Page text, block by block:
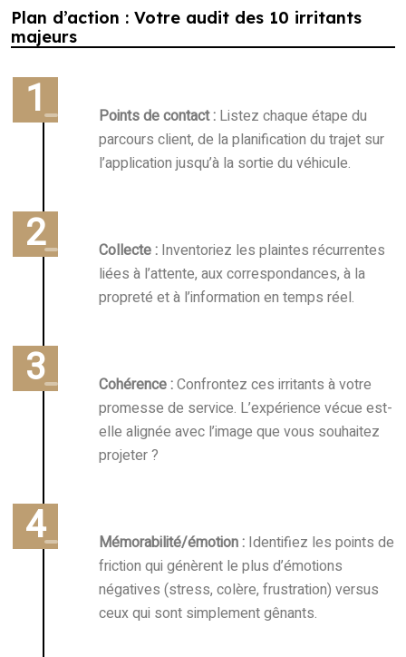
Plan d’action : Votre audit des 10 irritants
majeurs
Points de contact : Listez chaque étape du
parcours client, de la planification du trajet sur
l’application jusqu’à la sortie du véhicule.
Collecte : Inventoriez les plaintes récurrentes
liées à l’attente, aux correspondances, à la
propreté et à l’information en temps réel.
Cohérence :Confrontez ces irritants à votre
promesse de service. L’expérience vécue est-
elle alignée avec l’image que vous souhaitez
projeter ?
Mémorabilité/émotion : Identifiez les points de
friction qui génèrent le plus d’émotions
négatives (stress, colère, frustration) versus
ceux qui sont simplement gênants.